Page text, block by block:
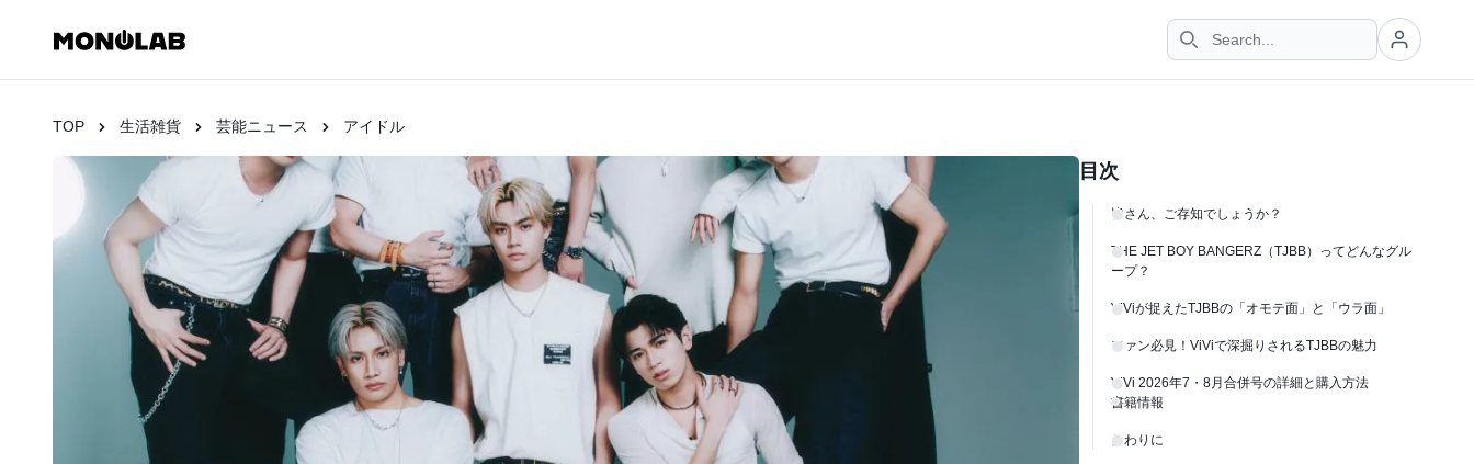
TOP 生活雑貨 芸能ニュース アイドル
目次
皆さん、ご存知でしょうか？
THE JET BOY BANGERZ（TJBB）ってどんなグル
ープ？
ViViが捉えたTJBBの「オモテ面」と「ウラ面」
ファン必見！ViViで深掘りされるTJBBの魅力
ViVi 2026年7・8月合併号の詳細と購入方法
書籍情報
おわりに